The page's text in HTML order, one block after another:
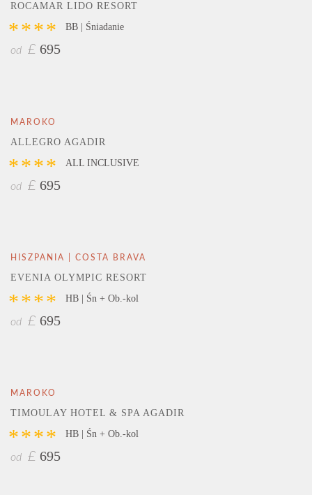
ROCAMAR LIDO RESORT
**** BB | Śniadanie
od £ 695
MAROKO
ALLEGRO AGADIR
**** ALL INCLUSIVE
od £ 695
HISZPANIA | COSTA BRAVA
EVENIA OLYMPIC RESORT
**** HB | Śn + Ob.-kol
od £ 695
MAROKO
TIMOULAY HOTEL & SPA AGADIR
**** HB | Śn + Ob.-kol
od £ 695